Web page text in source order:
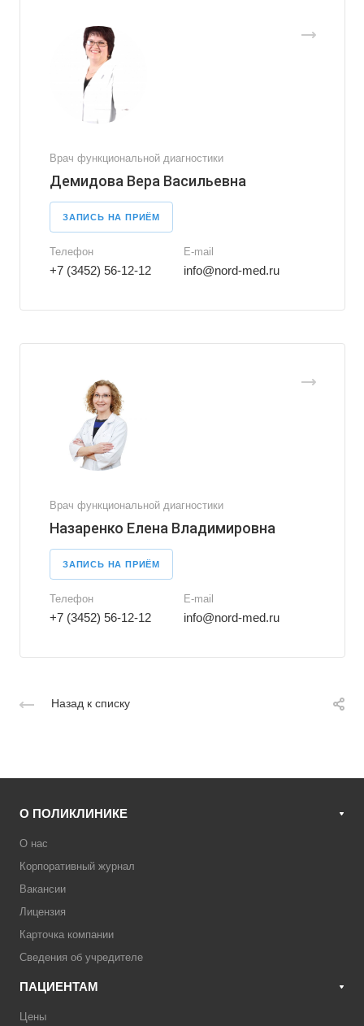
Врач функциональной диагностики
Демидова Вера Васильевна
ЗАПИСЬ НА ПРИЁМ
Телефон
+7 (3452) 56-12-12
E-mail
info@nord-med.ru
Врач функциональной диагностики
Назаренко Елена Владимировна
ЗАПИСЬ НА ПРИЁМ
Телефон
+7 (3452) 56-12-12
E-mail
info@nord-med.ru
Назад к списку
О ПОЛИКЛИНИКЕ
О нас
Корпоративный журнал
Вакансии
Лицензия
Карточка компании
Сведения об учредителе
ПАЦИЕНТАМ
Цены